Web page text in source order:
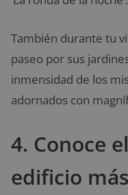
También durante tu
paseo por sus
inmensidad de los
adornados con
4. Conoce
edificio